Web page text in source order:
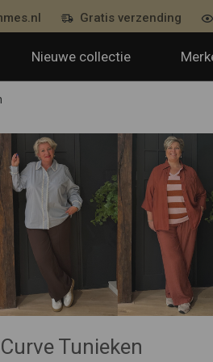
Gratis verzending
Nieuwe collectie
Tunieken